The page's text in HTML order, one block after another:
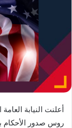
أعلنت النيابة
روس صدور الأحكام